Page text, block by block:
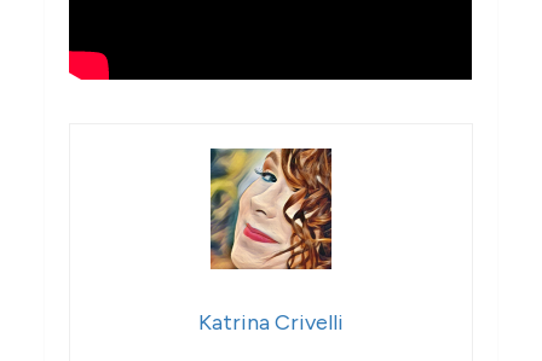
Katrina Crivelli